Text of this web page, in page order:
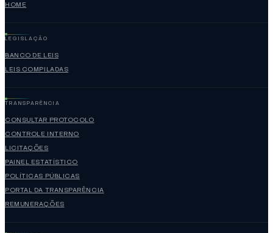
HOME
LEGISLAÇÃO
BANCO DE LEIS
LEIS COMPILADAS
TRANSPARÊNCIA
CONSULTAR PROTOCOLO
CONTROLE INTERNO
LICITAÇÕES
PAINEL ESTATÍSTICO
POLÍTICAS PÚBLICAS
PORTAL DA TRANSPARÊNCIA
REMUNERAÇÕES